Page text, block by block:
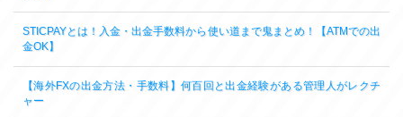
STICPAYとは！入金・出金手数料から使い道まで鬼まとめ！【ATMでの出
金OK】
【海外FXの出金方法・手数料】何百回と出金経験がある管理人がレクチ
ャー